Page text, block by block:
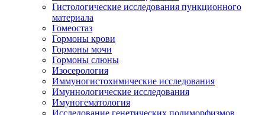
Гистологические исследования пункционного
материала
Гомеостаз
Гормоны крови
Гормоны мочи
Гормоны слюны
Изосерология
Иммуногистохимические исследования
Имуннологические исследования
Имуногематология
Исследование генетических полиморфизмов